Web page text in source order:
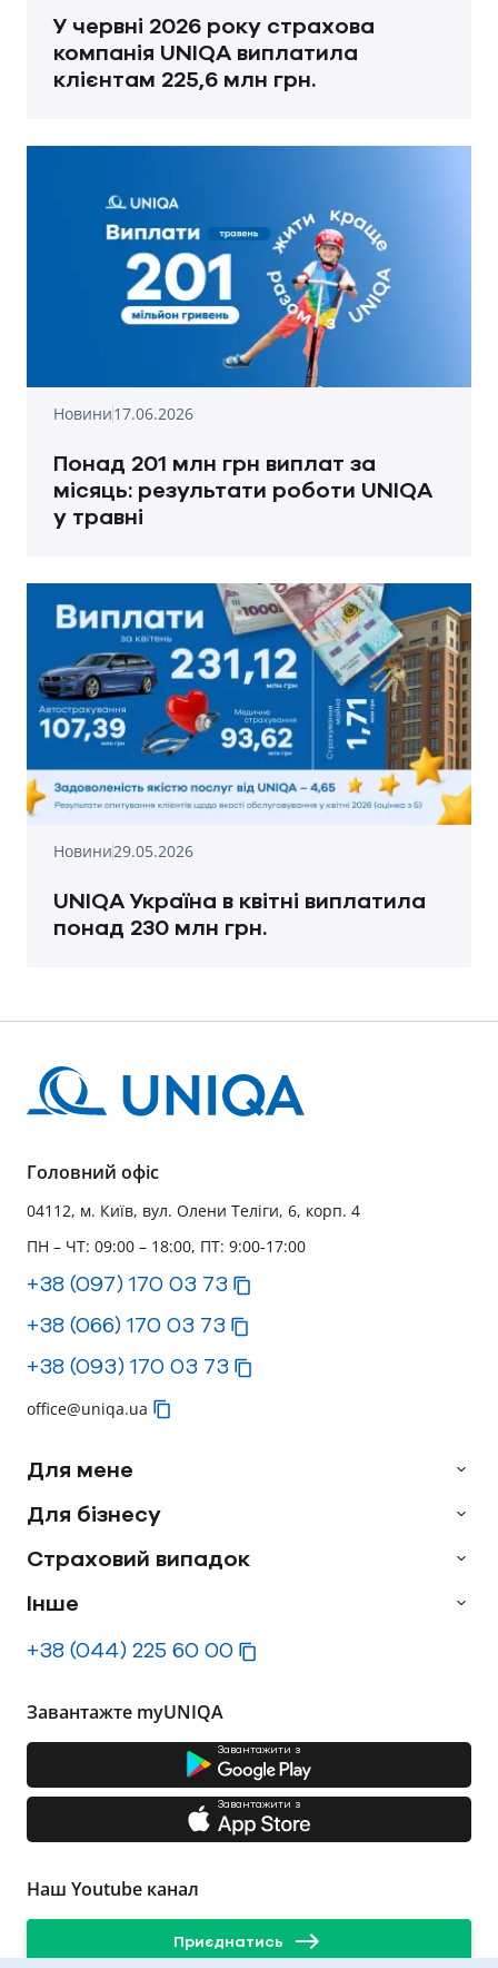
У червні 2026 року страхова
компанія UNIQA виплатила
клієнтам 225,6 млн грн.
Новини17.06.2026
Понад 201 млн грн виплат за
місяць: результати роботи UNIQA
у травні
Новини29.05.2026
UNIQA Україна в квітні виплатила
понад 230 млн грн.
Головний офіс
04112, м. Київ, вул. Олени Теліги, 6, корп. 4
ПН – ЧТ: 09:00 – 18:00, ПТ: 9:00-17:00
+38 (097) 170 03 73
+38 (066) 170 03 73
+38 (093) 170 03 73
office@uniqa.ua
Для мене
Для бізнесу
Страховий випадок
Інше
+38 (044) 225 60 00
Завантажте myUNIQA
Завантажити з
Завантажити з
Наш Youtube канал
Приєднатись